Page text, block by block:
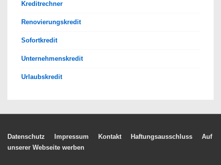
Kreditrechner
Renovierungskredit
Sofortkredit
Unternehmenskredit
Urlaubskredit
Footer-
Datenschutz Impressum Kontakt Haftungsausschluss
Auf
unserer Webseite werben